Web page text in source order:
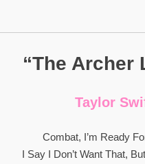
“The Archer
Taylor
Combat, I’m Ready
I Say I Don’t Want That,